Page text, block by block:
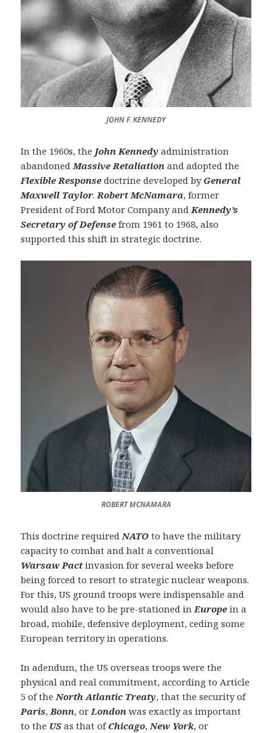
JOHN F. KENNEDY
In the 1960s, the John Kennedy administration
abandonedMassive Retaliation and adopted the
Flexible Response doctrine developed by General
Maxwell Taylor.Robert McNamara, former
President of Ford Motor Company andKennedy’s
Secretary of Defense from 1961 to 1968, also
supported this shift in strategic doctrine.
ROBERT MCNAMARA
This doctrine required NATO to have the military
capacity to combat and halt a conventional
Warsaw Pactinvasion for several weeks before
being forced to resort to strategic nuclear weapons.
For this, US ground troops were indispensable and
would also have to be pre-stationed in Europe in a
broad, mobile, defensive deployment, ceding some
European territory in operations.
In adendum, the US overseas troops were the
physical and real commitment, according to Article
5 of the North Atlantic Treaty, that the security of
Paris, Bonn, or London was exactly as important
to the US as that ofChicago, New York, or